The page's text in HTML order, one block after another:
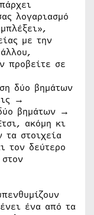
λογαριασμό
με την
προβείτε σε
δύο βημάτων
→
βημάτων →
ακόμη κι
τα στοιχεία
τον δεύτερο
ένα από τα